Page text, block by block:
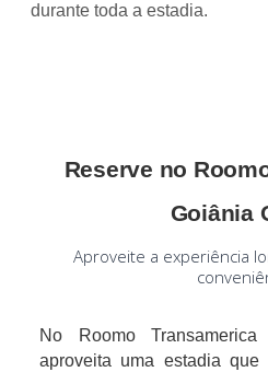
durante toda a estadia.
Reserve no
Goiânia
Aproveite a experiência
No Roomo
aproveita uma estadia